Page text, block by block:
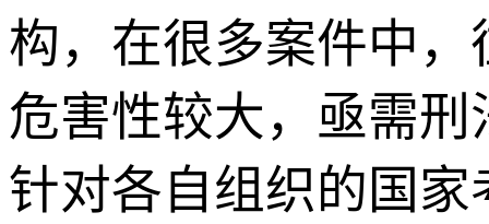
构，在很多案件中
危害性较大，亟需
针对各自组织的国